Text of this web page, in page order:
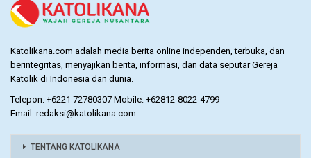
Katolikana.com adalah media berita online independen, terbuka, dan
berintegritas, menyajikan berita, informasi, dan data seputar Gereja
Katolik di Indonesia dan dunia.
Telepon: +6221 72780307 Mobile: +62812-8022-4799
Email: redaksi@katolikana.com
TENTANG KATOLIKANA